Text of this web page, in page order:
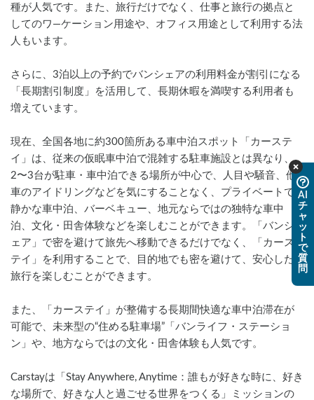
種が人気です。また、旅行だけでなく、仕事と旅行の拠点と
してのワ―ケーション用途や、オフィス用途として利用する法
人もいます。
さらに、3泊以上の予約でバンシェアの利用料金が割引になる
「長期割引制度」を活用して、長期休暇を満喫する利用者も
増えています。
現在、全国各地に約300箇所ある車中泊スポット「カーステ
イ」は、従来の仮眠車中泊で混雑する駐車施設とは異なり、
2〜3台が駐車・車中泊できる場所が中心で、人目や騒音、他
車のアイドリングなどを気にすることなく、プライベートで
静かな車中泊、バーベキュー、地元ならではの独特な車中
泊、文化・田舎体験などを楽しむことができます。「バンシ
ェア」で密を避けて旅先へ移動できるだけでなく、「カース
テイ」を利用することで、目的地でも密を避けて、安心した
旅行を楽しむことができます。
また、「カーステイ」が整備する長期間快適な車中泊滞在が
可能で、未来型の“住める駐車場”「バンライフ・ステーショ
ン」や、地方ならではの文化・田舎体験も人気です。
Carstayは「Stay Anywhere, Anytime：誰もが好きな時に、好き
な場所で、好きな人と過ごせる世界をつくる」ミッションの
AI
チ
ャ
ッ
ト
で
質
問